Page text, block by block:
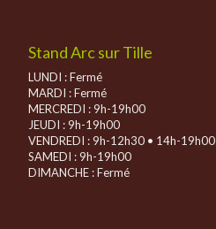
Stand Arc sur Tille
LUNDI : Fermé
MARDI : Fermé
MERCREDI : 9h-19h00
JEUDI : 9h-19h00
VENDREDI : 9h-12h30 • 14h-19h00
SAMEDI : 9h-19h00
DIMANCHE :Fermé